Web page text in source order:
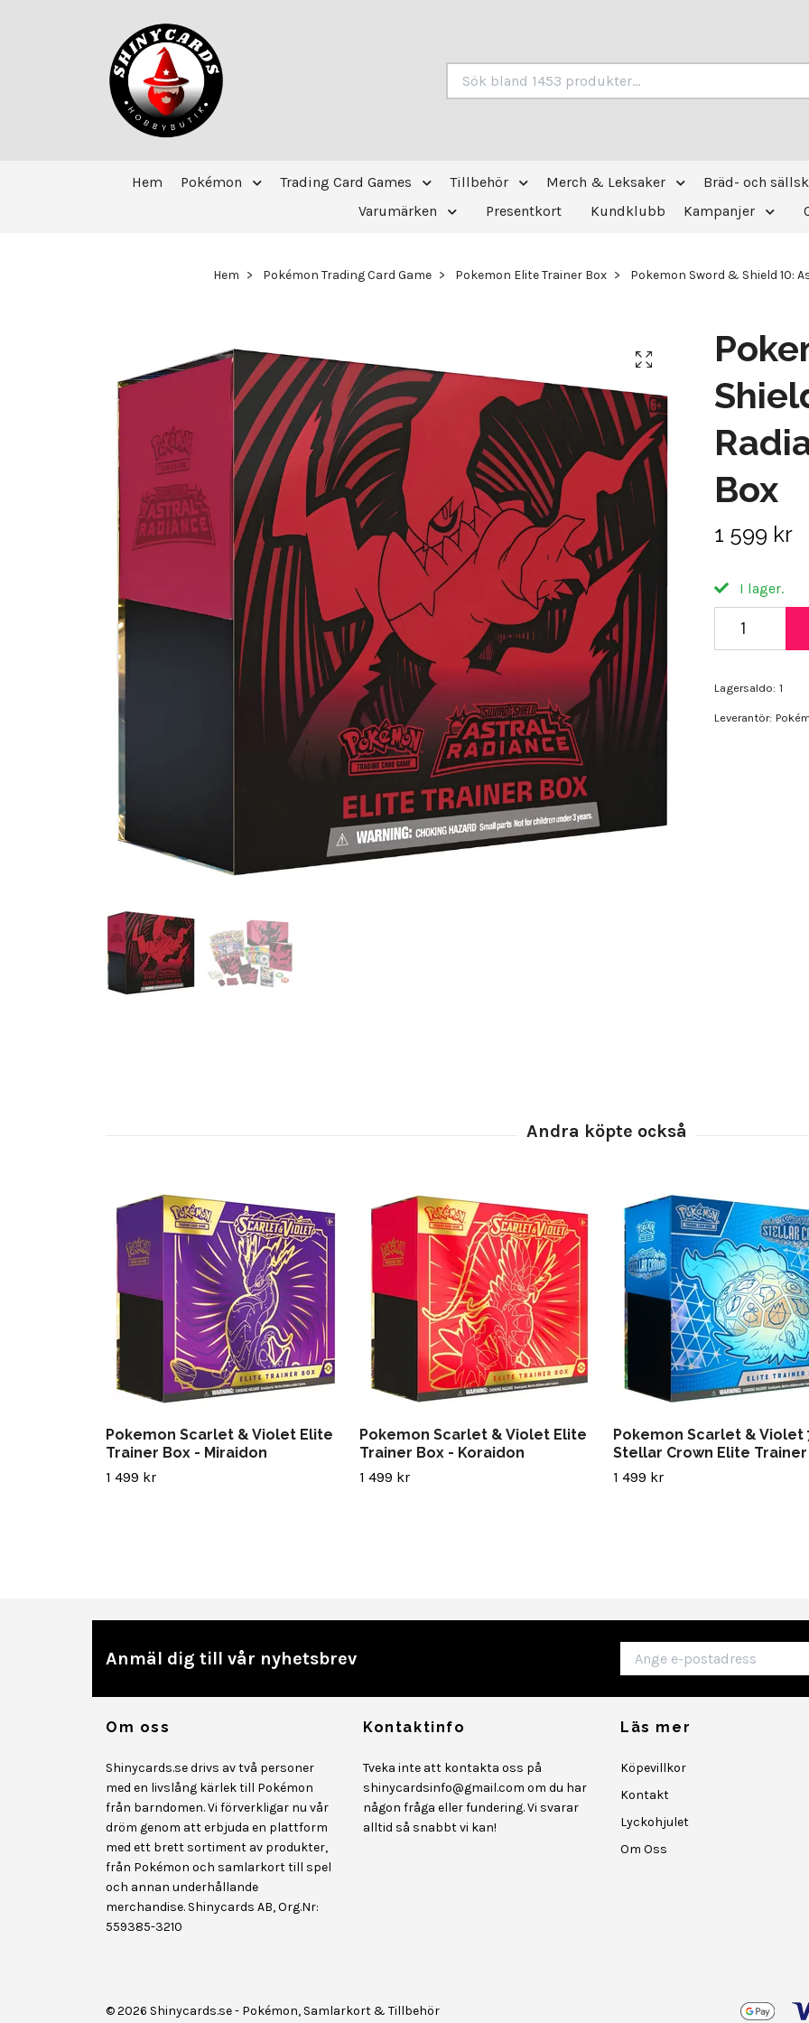
Hem Pokémon Trading Card Games Tillbehör Merch & Leksaker Bräd- och
Varumärken
Presentkort Kundklubb Kampanjer
Hem Pokémon Trading Card Game Pokemon Elite Trainer Box Pokemon Sword & Shield 10:
Box
1 599 kr
I lager.
Lagersaldo: 1
Leverantör:
Pokemon Scarlet & Violet Elite
Trainer Box - Miraidon
1 499 kr
Pokemon Scarlet & Violet Elite
Trainer Box - Koraidon
1 499 kr
Pokemon Scarlet & Violet
Stellar Crown Elite
1 499 kr
Anmäl dig till vår nyhetsbrev
Om oss
Shinycards.se drivs av två personer
med en livslång kärlek till Pokémon
från barndomen. Vi förverkligar nu vår
dröm genom att erbjuda en plattform
med ett brett sortiment av produkter,
från Pokémon och samlarkort till spel
och annan underhållande
merchandise. Shinycards AB, Org.Nr:
559385-3210
Kontaktinfo
Tveka inte att kontakta oss på
shinycardsinfo@gmail.com om du har
någon fråga eller fundering. Vi svarar
alltid så snabbt vi kan!
Läs mer
Köpevillkor
Kontakt
Lyckohjulet
Om Oss
© 2026 Shinycards.se - Pokémon, Samlarkort & Tillbehör